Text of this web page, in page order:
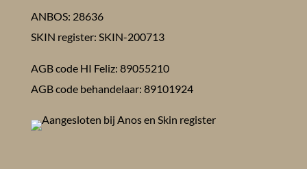
ANBOS: 28636
SKIN register: SKIN-200713
AGB code HI Feliz: 89055210
AGB code behandelaar: 89101924